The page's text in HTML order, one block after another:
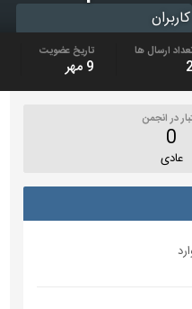
کاربران
ارسال ها تاریخ عضویت
9 مهر
در انجمن
0
عادی